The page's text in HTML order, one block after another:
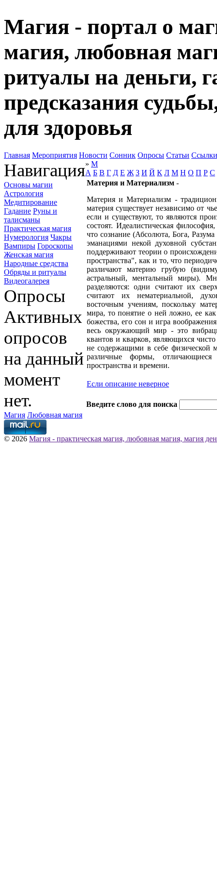
Магия - портал о
магия, любовная
ритуалы на деньги,
предсказания
для здоровья
Главная Мероприятия Новости Сонник Опросы Статьи Ссылки
Навигация
Основы магии
Астрология
Медитирование
Гадание Руны и
талисманы
Практическая магия
Нумерология Чакры
Вампиры Гороскопы
Женская магия
Народные средства
Обряды и ритуалы
Видеогалерея
Опросы
Активных
опросов
на данный
момент
нет.
» М
А Б В Г Д Е Ж З И Й К Л М Н О П Р С
Материя и Материализм -
Материя и Материализм -
материя существует независимо от
если и существуют, то являются
состоят. Идеалистическая
что сознание (Абсолюта, Бога,
эманациями некой духовной
поддерживают теории о
пространства", как и то, что
различают материю грубую
астральный, ментальный миры).
разделяются: одни считают их
считают их нематериальной,
восточным учениям, поскольку
мира, то понятие о ней ложно, ее
божества, его сон и игра
весь окружающий мир - это
квантов и кварков, являющихся
не содержащими в себе физической
различные формы,
пространства и времени.
Если описание неверное
Введите слово для поиска
Магия Любовная магия
© 2026 Магия - практическая магия, любовная магия, магия